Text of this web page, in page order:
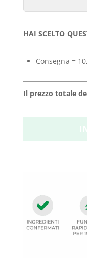
HAI SCELTO
Consegna =
Il prezzo totale